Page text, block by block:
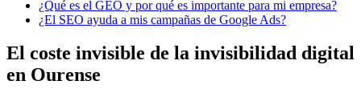
¿Qué es el GEO y por qué es importante para mi empresa?
¿El SEO ayuda a mis campañas de Google Ads?
El coste invisible de la invisibilidad digital
en Ourense